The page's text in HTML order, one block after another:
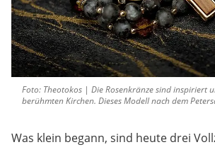
Foto: Theotokos | Die Rosenkränze sind inspiriert
berühmten Kirchen. Dieses Modell nach dem
Was klein begann, sind heute drei